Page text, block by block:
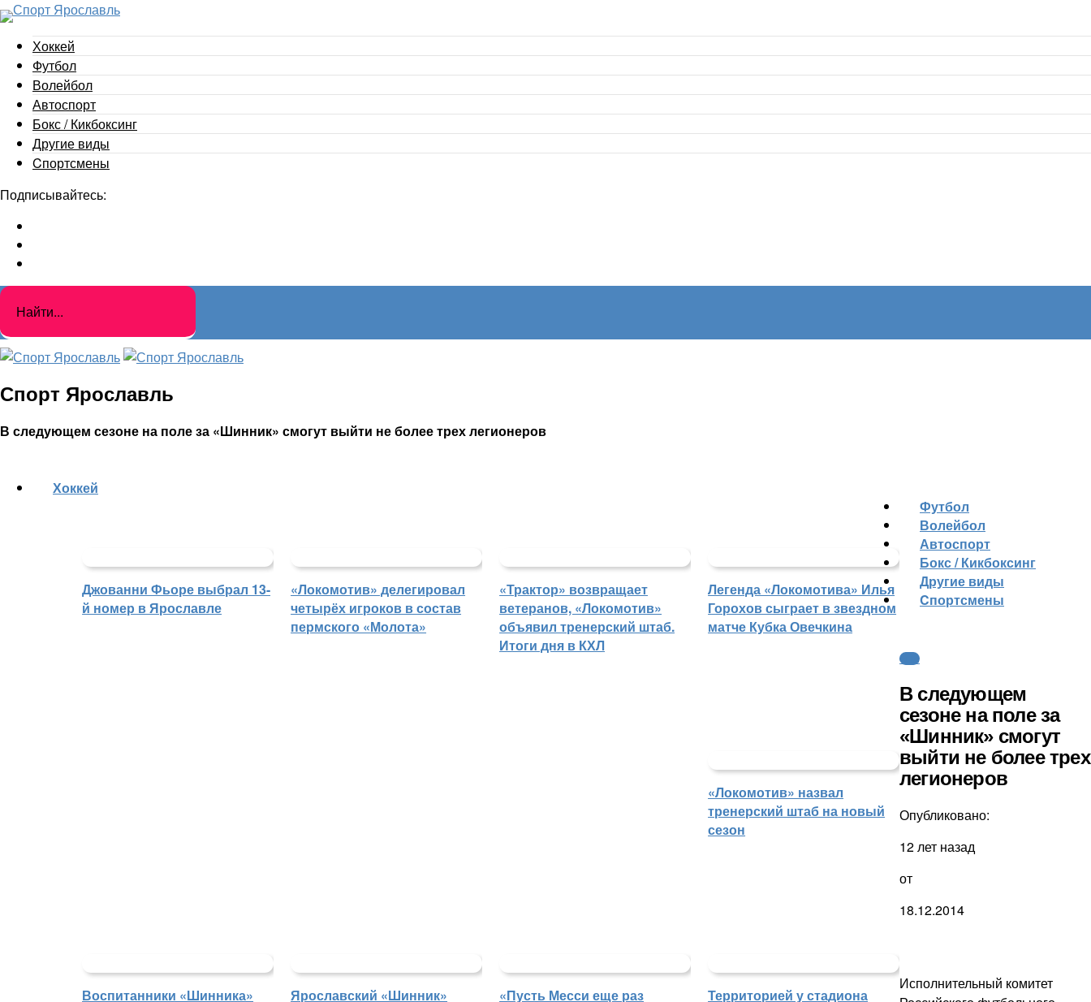
Хоккей
Футбол
Волейбол
Автоспорт
Бокс / Кикбоксинг
Другие виды
Cпортсмены
Подписывайтесь:
Спорт Ярославль
В следующем сезоне на поле за «Шинник» смогут выйти не более трех легионеров
Хоккей
Джованни Фьоре выбрал 13-
й номер в Ярославле
«Локомотив» делегировал
четырёх игроков в состав
пермского «Молота»
«Трактор» возвращает
ветеранов, «Локомотив»
объявил тренерский штаб.
Итоги дня в КХЛ
Легенда «Локомотива» Илья
Горохов сыграет в звездном
матче Кубка Овечкина
«Локомотив» назвал
тренерский штаб на новый
сезон
Футбол
Воспитанники «Шинника»
Ярославский «Шинник»
«Пусть Месси еще раз
Территорией у стадиона
Волейбол
Автоспорт
Бокс / Кикбоксинг
Другие виды
Cпортсмены
ФНЛ
В следующем
сезоне на поле за
«Шинник» смогут
выйти не более трех
легионеров
Опубликовано:
12 лет назад
от
18.12.2014
Исполнительный комитет